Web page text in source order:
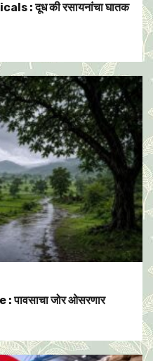
: दूध की रसायनांचा घातक
जोर ओसरणार